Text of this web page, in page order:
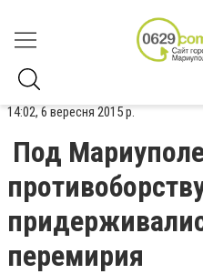
14:02, 6 вересня 2015 р.
Под
перемирия